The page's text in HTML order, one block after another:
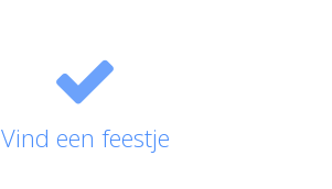
Vind een feestje